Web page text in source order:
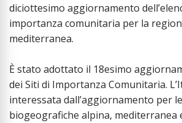
diciottesimo aggiornamento
importanza comunitaria per la
mediterranea.
È stato adottato il 18esimo
dei Siti di Importanza Comunitaria.
interessata dall’aggiornamento per
biogeografiche alpina, mediterranea